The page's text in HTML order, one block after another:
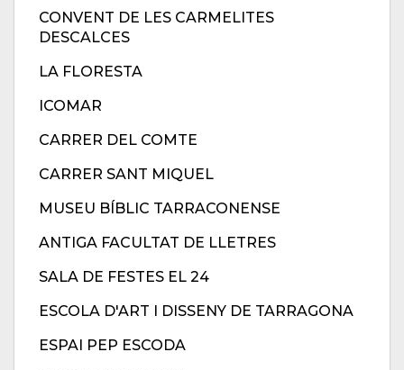
CONVENT DE LES CARMELITES
DESCALCES
LA FLORESTA
ICOMAR
CARRER DEL COMTE
CARRER SANT MIQUEL
MUSEU BÍBLIC TARRACONENSE
ANTIGA FACULTAT DE LLETRES
SALA DE FESTES EL 24
ESCOLA D'ART I DISSENY DE TARRAGONA
ESPAI PEP ESCODA